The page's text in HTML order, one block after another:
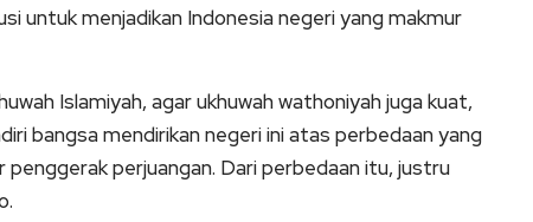
untuk menjadikan Indonesia negeri yang makmur
Islamiyah, agar ukhuwah wathoniyah juga kuat,
bangsa mendirikan negeri ini atas perbedaan yang
perjuangan. Dari perbedaan itu, justru